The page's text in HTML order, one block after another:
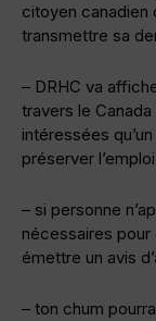
citoyen
transmettre sa
– DRHC va
travers le
intéressées
préserver
– si personne
nécessaires
émettre un avis
– ton chum